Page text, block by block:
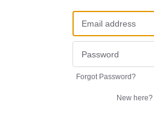
Forgot Password?
New here?